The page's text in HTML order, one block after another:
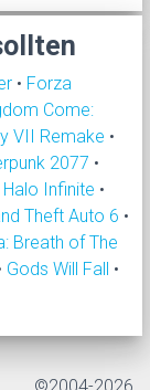
• Forza
Come:
VII Remake •
2077 •
Halo Infinite •
Theft Auto 6 •
Breath of The
Gods Will Fall •